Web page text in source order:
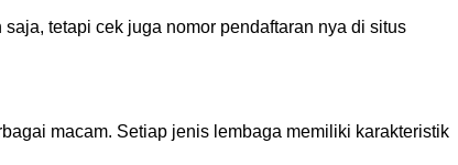
tetapi cek juga nomor pendaftaran nya di situs
macam. Setiap jenis lembaga memiliki karakteristik